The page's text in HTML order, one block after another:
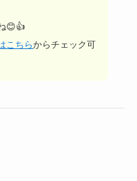
😊👍
こちらからチェック可